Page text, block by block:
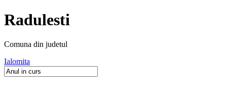
Radulesti
Comuna din judetul
Ialomita